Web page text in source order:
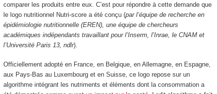
comparer les produits entre eux. C’est pour répondre à cette demande que
le logo nutritionnel Nutri-score a été conçu (par l’équipe de recherche en
épidémiologie nutritionnelle (EREN), une équipe de chercheurs
académiques indépendants travaillant pour l’Inserm, l’Inrae, le CNAM et
l’Université Paris 13, ndlr).
Officiellement adopté en France, en Belgique, en Allemagne, en Espagne,
aux Pays-Bas au Luxembourg et en Suisse, ce logo repose sur un
algorithme intégrant les nutriments et éléments dont la consommation a